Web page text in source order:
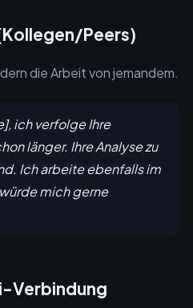
Peers)
die Arbeit von jemandem.
ich verfolge Ihre
länger. Ihre Analyse zu
Ich arbeite ebenfalls im
mich gerne
Verbindung